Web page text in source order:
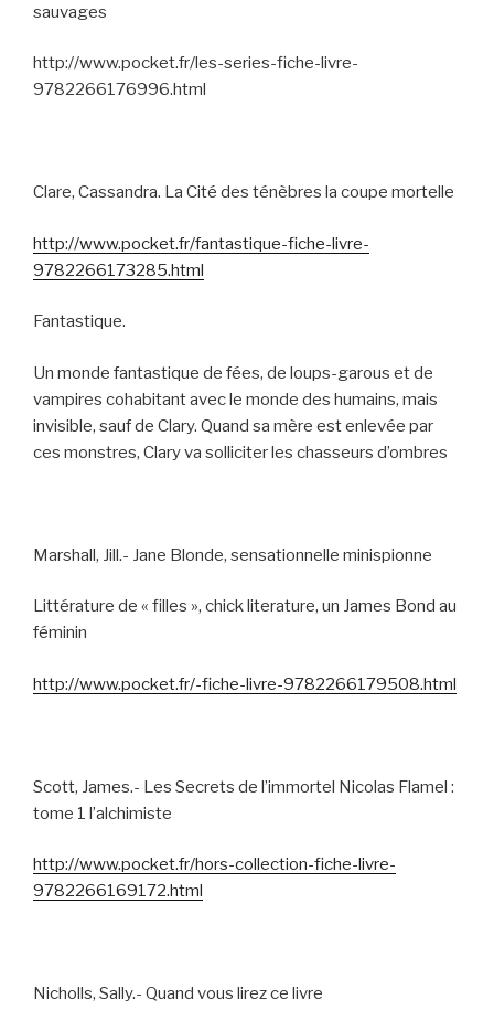
sauvages
http://www.pocket.fr/les-series-fiche-livre-
9782266176996.html
Clare, Cassandra. La Cité des ténèbres la coupe mortelle
http://www.pocket.fr/fantastique-fiche-livre-
9782266173285.html
Fantastique.
Un monde fantastique de fées, de loups-garous et de
vampires cohabitant avec le monde des humains, mais
invisible, sauf de Clary. Quand sa mère est enlevée par
ces monstres, Clary va solliciter les chasseurs d’ombres
Marshall, Jill.- Jane Blonde, sensationnelle minispionne
Littérature de « filles », chick literature, un James Bond au
féminin
http://www.pocket.fr/-fiche-livre-9782266179508.html
Scott, James.- Les Secrets de l’immortel Nicolas Flamel :
tome 1 l’alchimiste
http://www.pocket.fr/hors-collection-fiche-livre-
9782266169172.html
Nicholls, Sally.- Quand vous lirez ce livre